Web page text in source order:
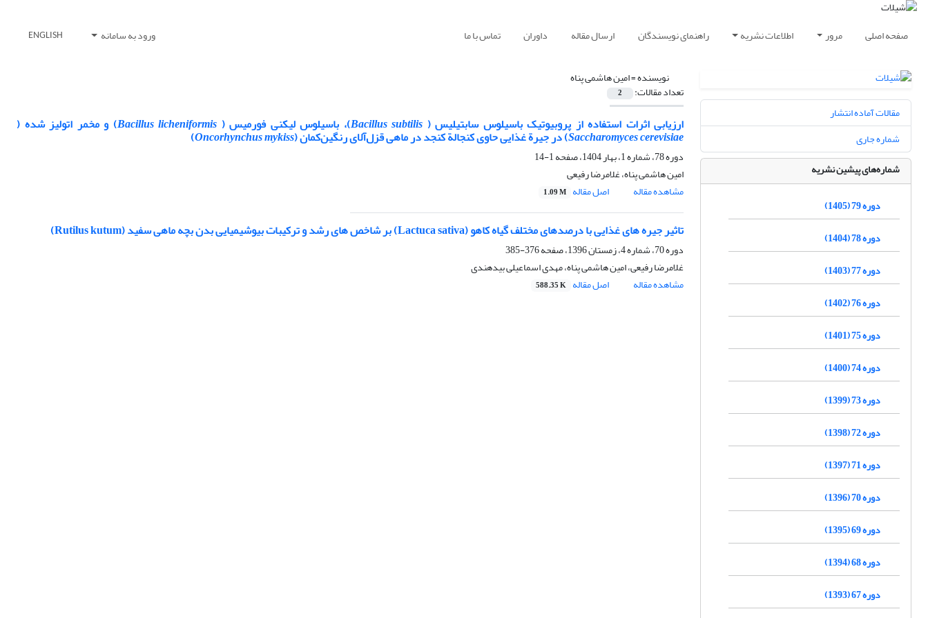
صفحه اصلی مرور اطلاعات نشریه راهنمای نویسندگان ارسال مقاله داوران تماس با ما ورود به سامانه ENGLISH
نویسنده =امین هاشمی پناه
تعداد مقالات: 2
ارزیابی اثرات استفاده از پروبیوتیک باسیلوس سابتیلیس ( )، باسیلوس لیکنی فورمیس ( ) و مخمر اتولیز شده (
Saccharomyces cerevisiae) در جیرة غذایی حاوی کنجالة کنجد در ماهی قزل‌آلای رنگین‌کمان (Oncorhynchus mykiss
)
دوره 78، شماره 1، بهار 1404، صفحه
1-14
امین هاشمی پناه، غلامرضا رفیعی
مشاهده مقاله
اصل مقاله 1.09 M
تاثیر جیره های غذایی با درصدهای مختلف گیاه کاهو (Lactuca sativa) بر شاخص های رشد و ترکیبات بیوشیمیایی بدن بچه ماهی سفید (Rutilus kutum)
دوره 70، شماره 4، زمستان 1396، صفحه
376-385
غلامرضا رفیعی، امین هاشمی پناه، مهدی اسماعیلی بیدهندی
مشاهده مقاله
اصل مقاله 588.35 K
مقالات آماده انتشار
شماره جاری
شماره‌های پیشین نشریه
دوره 79 (1405)
دوره 78 (1404)
دوره 77 (1403)
دوره 76 (1402)
دوره 75 (1401)
دوره 74 (1400)
دوره 73 (1399)
دوره 72 (1398)
دوره 71 (1397)
دوره 70 (1396)
دوره 69 (1395)
دوره 68 (1394)
دوره 67 (1393)